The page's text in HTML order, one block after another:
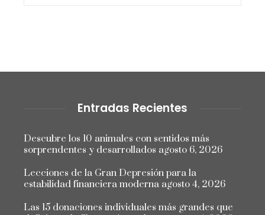
Entradas Recientes
Descubre los 10 animales con sentidos más
sorprendentes y desarrollados agosto 6, 2026
Lecciones de la Gran Depresión para la
estabilidad financiera moderna agosto 4, 2026
Las 15 donaciones individuales más grandes que